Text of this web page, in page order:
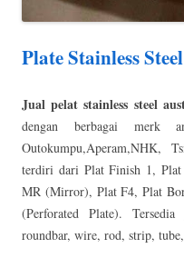
Plate Stainless
Jual pelat stainless steel
dengan berbagai merk
Outokumpu,Aperam,NHK,
terdiri dari Plat Finish 1,
MR (Mirror), Plat F4, Plat
(Perforated Plate).
roundbar, wire, rod, strip,